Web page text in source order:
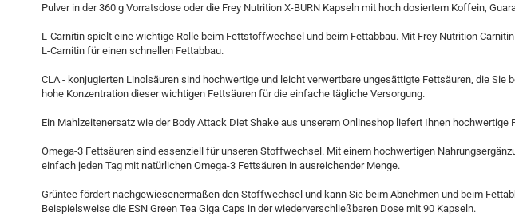
Pulver in der 360 g Vorratsdose oder die Frey Nutrition X-BURN Kapseln mit hoch dosiertem Koffein,
L-Carnitin spielt eine wichtige Rolle beim Fettstoffwechsel und beim Fettabbau. Mit Frey Nutrition
L-Carnitin für einen schnellen Fettabbau.
CLA - konjugierten Linolsäuren sind hochwertige und leicht verwertbare ungesättigte Fettsäuren, die
hohe Konzentration dieser wichtigen Fettsäuren für die einfache tägliche Versorgung.
Ein Mahlzeitenersatz wie der Body Attack Diet Shake aus unserem Onlineshop liefert Ihnen
Omega-3 Fettsäuren sind essenziell für unseren Stoffwechsel. Mit einem hochwertigen
einfach jeden Tag mit natürlichen Omega-3 Fettsäuren in ausreichender Menge.
Grüntee fördert nachgewiesenermaßen den Stoffwechsel und kann Sie beim Abnehmen und beim
Beispielsweise die ESN Green Tea Giga Caps in der wiederverschließbaren Dose mit 90 Kapseln.